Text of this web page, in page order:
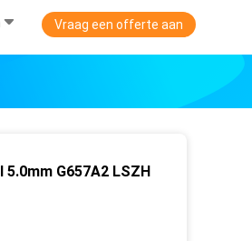
Vraag een offerte aan
5.0mm G657A2 LSZH